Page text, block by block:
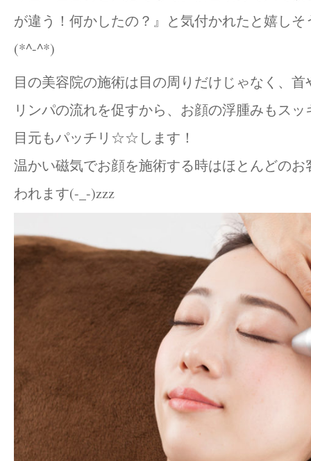
が違う！何かしたの？』と気付かれたと嬉し
(*^-^*)
目の美容院の施術は目の周りだけじゃなく、
リンパの流れを促すから、お顔の浮腫みもス
目元もパッチリ☆☆します！
温かい磁気でお顔を施術する時はほとんどの
われます(-_-)zzz